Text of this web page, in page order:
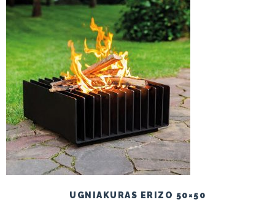
UGNIAKURAS ERIZO 50×50